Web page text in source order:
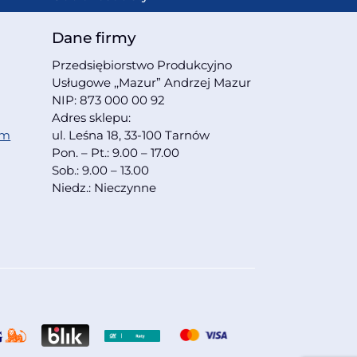
Dane firmy
Przedsiębiorstwo Produkcyjno
Usługowe ,,Mazur” Andrzej Mazur
NIP: 873 000 00 92
Adres sklepu:
ul. Leśna 18, 33-100 Tarnów
Pon. – Pt.: 9.00 – 17.00
Sob.: 9.00 – 13.00
Niedz.: Nieczynne